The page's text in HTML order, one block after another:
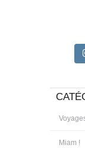
Miam !